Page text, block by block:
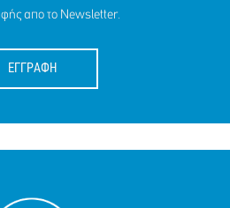
απο το Newsletter.
ΕΓΓΡΑΦΗ